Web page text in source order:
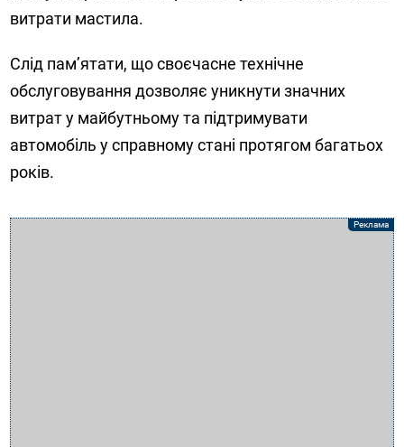
витрати мастила.
Слід пам’ятати, що своєчасне технічне
обслуговування дозволяє уникнути значних
витрат у майбутньому та підтримувати
автомобіль у справному стані протягом багатьох
років.